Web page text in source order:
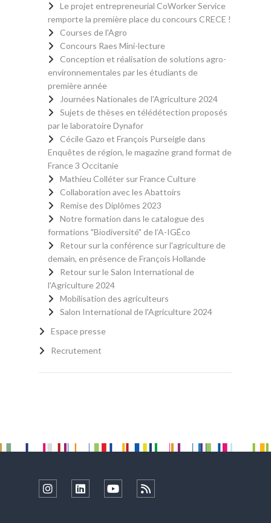
Le projet entrepreneurial CoWorker Service
remporte la première place du concours CRECE !
Courses de l'Agro
Concours Raes Mini-lecture
Conception et réalisation de solutions agro-
environnementales par les étudiants de
première année
Journées Nationales de l'Agriculture 2024
Sujets de thèses en télédétection proposés
par le laboratoire Dynafor
Cécile Gazo et François Purseigle dans
Enquêtes de région, le magazine grand format de
France 3 Occitanie
Mathieu Colléter sur France Culture
Collaboration avec les Abattoirs
Remise des Diplômes 2023
Notre formation dans le catalogue des
formations "Biodiversité" de l’A-IGÉco
Retour sur la conférence sur l'agriculture de
demain, en présence de François Hollande
Retour sur le Salon International de
l'Agriculture 2024
Mobilisation des agriculteurs
Salon International de l'Agriculture 2024
Espace presse
Recrutement